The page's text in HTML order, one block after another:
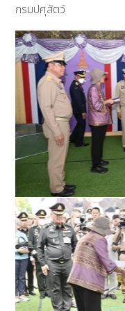
กรมปศุสัตว์